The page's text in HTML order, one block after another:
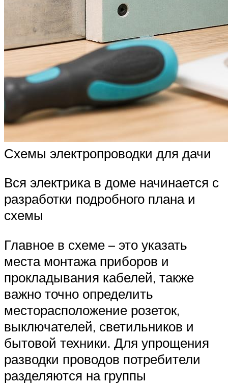
Схемы электропроводки для дачи
Вся электрика в доме начинается с
разработки подробного плана и
схемы
Главное в схеме – это указать
места монтажа приборов и
прокладывания кабелей, также
важно точно определить
месторасположение розеток,
выключателей, светильников и
бытовой техники. Для упрощения
разводки проводов потребители
разделяются на группы